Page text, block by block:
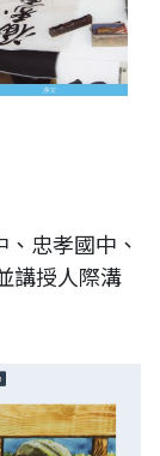
忠孝國中、
講授人際溝